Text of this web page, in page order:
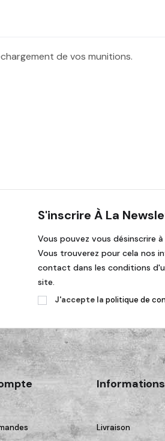
de vos munitions.
S'inscrire À La
Vous pouvez vous désinscrire
Vous trouverez pour cela nos
contact dans les conditions
site.
J'accepte la politique de
Informations
Livraison